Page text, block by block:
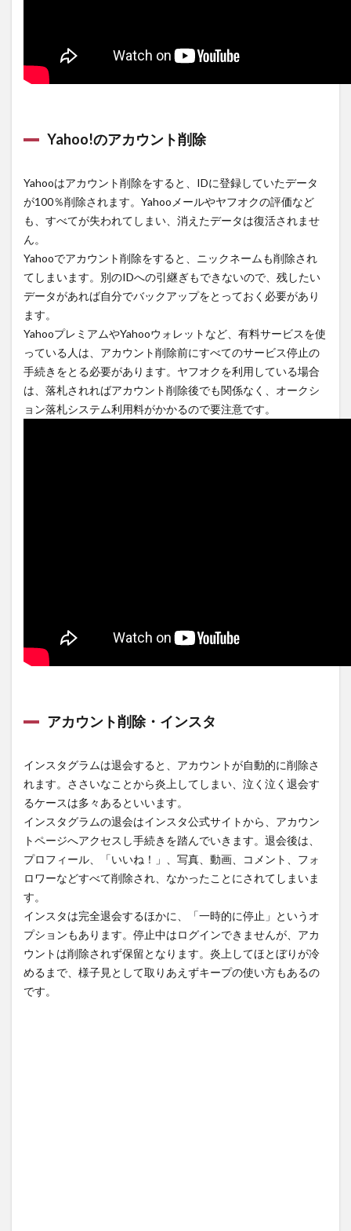
Yahoo!のアカウント削除
Yahooはアカウント削除をすると、IDに登録していたデータ
が100％削除されます。Yahooメールやヤフオクの評価など
も、すべてが失われてしまい、消えたデータは復活されませ
ん。
Yahooでアカウント削除をすると、ニックネームも削除され
てしまいます。別のIDへの引継ぎもできないので、残したい
データがあれば自分でバックアップをとっておく必要があり
ます。
YahooプレミアムやYahooウォレットなど、有料サービスを使
っている人は、アカウント削除前にすべてのサービス停止の
手続きをとる必要があります。ヤフオクを利用している場合
は、落札されればアカウント削除後でも関係なく、オークシ
ョン落札システム利用料がかかるので要注意です。
アカウント削除・インスタ
インスタグラムは退会すると、アカウントが自動的に削除さ
れます。ささいなことから炎上してしまい、泣く泣く退会す
るケースは多々あるといいます。
インスタグラムの退会はインスタ公式サイトから、アカウン
トページへアクセスし手続きを踏んでいきます。退会後は、
プロフィール、「いいね！」、写真、動画、コメント、フォ
ロワーなどすべて削除され、なかったことにされてしまいま
す。
インスタは完全退会するほかに、「一時的に停止」というオ
プションもあります。停止中はログインできませんが、アカ
ウントは削除されず保留となります。炎上してほとぼりが冷
めるまで、様子見として取りあえずキープの使い方もあるの
です。